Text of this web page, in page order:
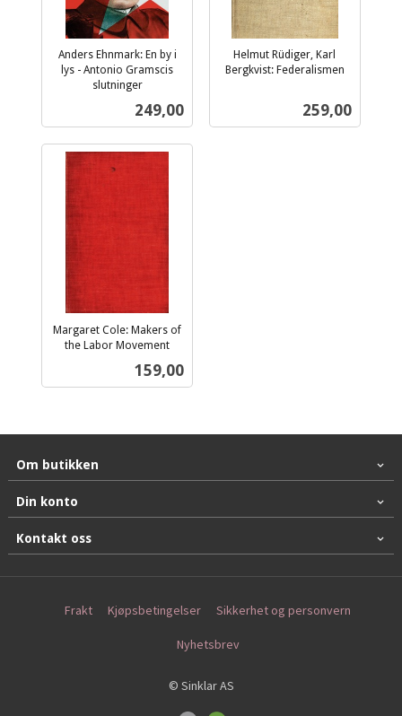
Anders Ehnmark: En by i
lys - Antonio Gramscis
slutninger
Pris
249,00
Helmut Rüdiger, Karl
Bergkvist: Federalismen
Pris
259,00
Margaret Cole: Makers of
the Labor Movement
Pris
159,00
Om butikken
Din konto
Kontakt oss
Frakt Kjøpsbetingelser Sikkerhet og personvern
Nyhetsbrev
© Sinklar AS